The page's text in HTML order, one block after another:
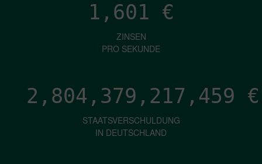
1,601 €
ZINSEN
PRO SEKUNDE
2,804,379,220,371 €
STAATSVERSCHULDUNG
IN DEUTSCHLAND